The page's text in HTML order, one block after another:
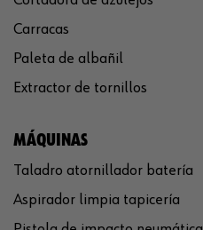
Carracas
Paleta de albañil
Extractor de tornillos
MÁQUINAS
Taladro atornillador batería
Aspirador limpia tapicería